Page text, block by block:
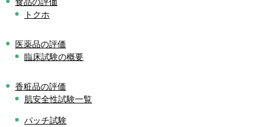
トクホ
医薬品の評価
臨床試験の概要
香粧品の評価
肌安全性試験一覧
パッチ試験